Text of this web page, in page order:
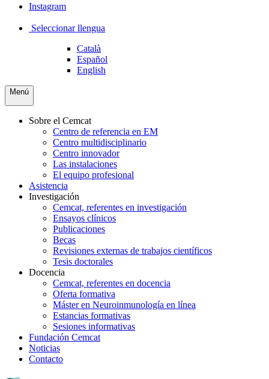
Instagram
Seleccionar llengua
Català
Español
English
Menú
Sobre el Cemcat
Centro de referencia en EM
Centro multidisciplinario
Centro innovador
Las instalaciones
El equipo profesional
Asistencia
Investigación
Cemcat, referentes en investigación
Ensayos clínicos
Publicaciones
Becas
Revisiones externas de trabajos científicos
Tesis doctorales
Docencia
Cemcat, referentes en docencia
Oferta formativa
Máster en Neuroinmunología en línea
Estancias formativas
Sesiones informativas
Fundación Cemcat
Noticias
Contacto